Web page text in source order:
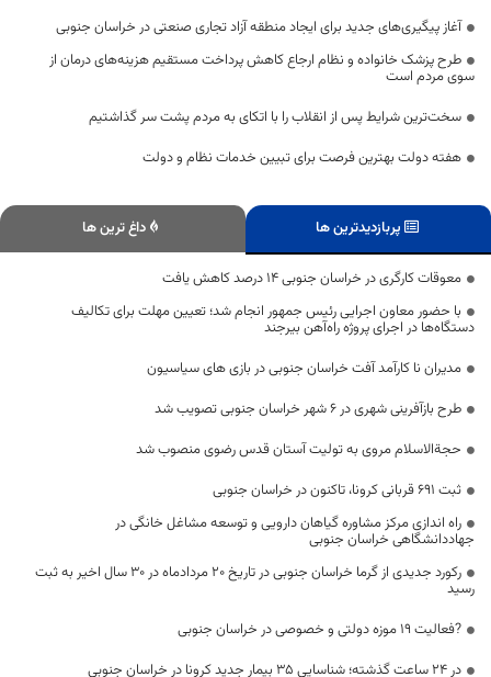
آغاز پیگیری‌های جدید برای ایجاد منطقه آزاد تجاری صنعتی در خراسان جنوبی
طرح پزشک خانواده و نظام ارجاع کاهش پرداخت مستقیم هزینه‌های درمان از
سوی مردم است
سخت‌ترین شرایط پس از انقلاب را با اتکای به مردم پشت سر گذاشتیم
هفته دولت بهترین فرصت برای تبیین خدمات نظام و دولت
پربازدیدترین ها داغ ترین ها
معوقات کارگری در خراسان جنوبی ۱۴ درصد کاهش یافت
با حضور معاون اجرایی رئیس جمهور انجام شد؛ تعیین مهلت برای تکالیف
دستگاه‌ها در اجرای پروژه راه‌آهن بیرجند
مدیران نا کارآمد آفت خراسان جنوبی در بازی های سیاسیون
طرح بازآفرینی شهری در ۶ شهر خراسان جنوبی تصویب شد
حجة‌الاسلام مروی به تولیت آستان قدس رضوی منصوب شد
ثبت ۶۹۱ قربانی کرونا، تاکنون در خراسان جنوبی
راه اندازی مرکز مشاوره گیاهان دارویی و توسعه مشاغل خانگی در
جهاددانشگاهی خراسان جنوبی
رکورد جدیدی از گرما خراسان جنوبی در تاریخ ۲۰ مردادماه در ۳۰ سال اخیر به ثبت
رسید
?فعالیت 19 موزه دولتی و خصوصی در خراسان جنوبی
در 24 ساعت گذشته؛ شناسایی 35 بیمار جدید کرونا در خراسان جنوبی